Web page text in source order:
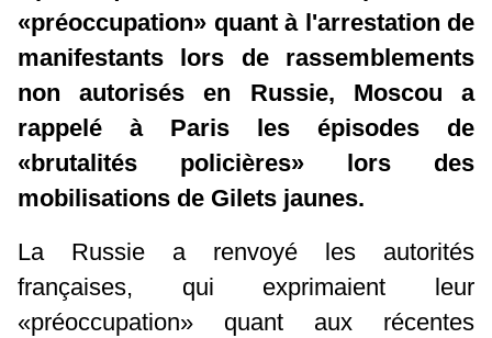
«préoccupation» quant à l'arrestation de
manifestants lors de rassemblements
non autorisés en Russie, Moscou a
rappelé à Paris les épisodes de
«brutalités policières» lors des
mobilisations de Gilets jaunes.
La Russie a renvoyé les autorités
françaises, qui exprimaient leur
«préoccupation» quant aux récentes